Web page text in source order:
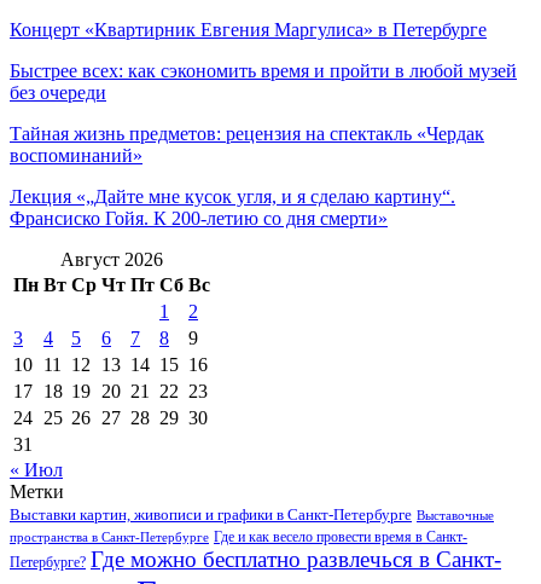
Концерт «Квартирник Евгения Маргулиса» в Петербурге
Быстрее всех: как сэкономить время и пройти в любой музей
без очереди
Тайная жизнь предметов: рецензия на спектакль «Чердак
воспоминаний»
Лекция «„Дайте мне кусок угля, и я сделаю картину“.
Франсиско Гойя. К 200-летию со дня смерти»
Август 2026
Пн Вт Ср Чт Пт Сб Вс
1
2
3
4 5 6 7 8
9
10 11 12 13 14 15 16
17 18 19 20 21 22 23
24 25 26 27 28 29 30
31
« Июл
Метки
Выставки картин, живописи и графики в Санкт-Петербурге Выставочные
пространства в Санкт-Петербурге Где и как весело провести время в Санкт-
Петербурге? Где можно бесплатно развлечься в Санкт-